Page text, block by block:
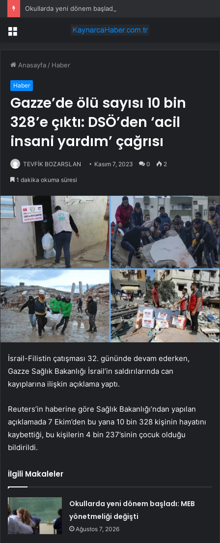
Okullarda yeni dönem başladı: MEB yönetmeliği değişti
Menü
Anasayfa / Haber
Haber
Gazze’de ölü sayısı 10 bin
328’e çıktı: DSÖ’den ‘acil
insani yardım’ çağrısı
TEVFİK BOZARSLAN Kasım 7, 2023 0 2
1 dakika okuma süresi
İsrail-Filistin çatışması 32. gününde devam ederken,
Gazze Sağlık Bakanlığı İsrail’in saldırılarında can
kayıplarına ilişkin açıklama yaptı.
Reuters’in haberine göre Sağlık Bakanlığı’ndan yapılan
açıklamada 7 Ekim’den bu yana 10 bin 328 kişinin hayatını
kaybettiği, bu kişilerin 4 bin 237’sinin çocuk olduğu
bildirildi.
İlgili Makaleler
Okullarda yeni dönem başladı: MEB
yönetmeliği değişti
Ağustos 7, 2026